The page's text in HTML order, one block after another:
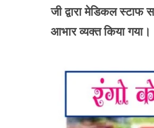
जी द्वारा मेडिकल स्टाफ
आभार व्यक्त किया गया।